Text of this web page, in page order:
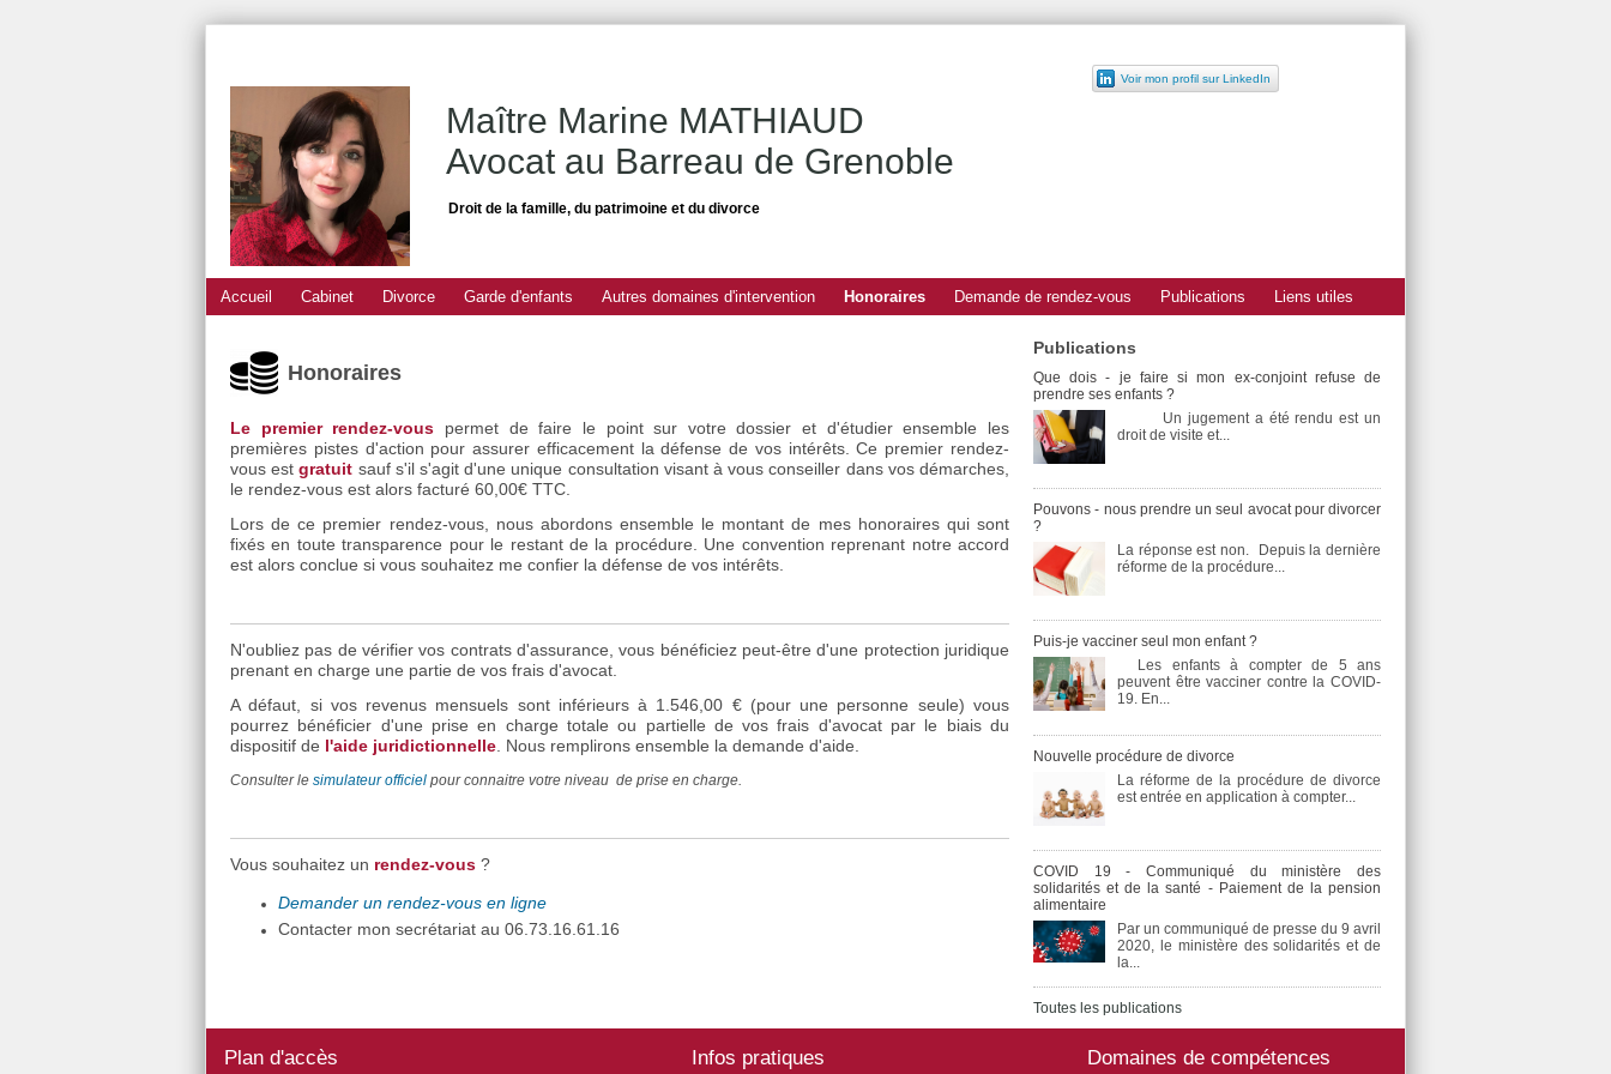
Voir mon profil sur LinkedIn
Maître Marine MATHIAUD
Avocat au Barreau de Grenoble
Droit de la famille, du patrimoine et du divorce
Accueil Cabinet Divorce Garde d'enfants Autres domaines d'intervention Honoraires Demande de rendez-vous Publications Liens utiles
Honoraires
Le premier rendez-vous permet de faire le point sur votre dossier et d'étudier ensemble les
premières pistes d'action pour assurer efficacement la défense de vos intérêts. Ce premier rendez-
vous estgratuit sauf s'il s'agit d'une unique consultation visant à vous conseiller dans vos démarches,
le rendez-vous est alors facturé 60,00€ TTC.
Lors de ce premier rendez-vous, nous abordons ensemble le montant de mes honoraires qui sont
fixés en toute transparence pour le restant de la procédure. Une convention reprenant notre accord
est alors conclue si vous souhaitez me confier la défense de vos intérêts.
N'oubliez pas de vérifier vos contrats d'assurance, vous bénéficiez peut-être d'une protection juridique
prenant en charge une partie de vos frais d'avocat.
A défaut, si vos revenus mensuels sont inférieurs à 1.546,00 € (pour une personne seule) vous
pourrez bénéficier d'une prise en charge totale ou partielle de vos frais d'avocat par le biais du
dispositif de l'aide juridictionnelle . Nous remplirons ensemble la demande d'aide.
Consulter le simulateur officiel pour connaitre votre niveau de prise en charge.
Vous souhaitez un rendez-vous ?
Demander un rendez-vous en ligne
Contacter mon secrétariat au 06.73.16.61.16
Publications
Que dois - je faire si mon ex-conjoint refuse de
prendre ses enfants ?
Un jugement a été rendu est un
droit de visite et...
Pouvons - nous prendre un seul avocat pour divorcer
?
La réponse est non. Depuis la dernière
réforme de la procédure...
Puis-je vacciner seul mon enfant ?
Les enfants à compter de 5 ans
peuvent être vacciner contre la COVID-
19. En...
Nouvelle procédure de divorce
La réforme de la procédure de divorce
est entrée en application à compter...
COVID 19 - Communiqué du ministère des
solidarités et de la santé - Paiement de la pension
alimentaire
Par un communiqué de presse du 9 avril
2020, le ministère des solidarités et de
la...
Toutes les publications
Plan d'accès Infos pratiques Domaines de compétences